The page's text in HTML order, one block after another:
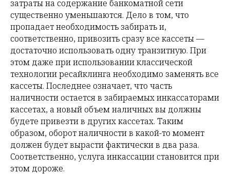
затраты на содержание банкоматной сети
существенно уменьшаются. Дело в том, что
пропадает необходимость забирать и,
соответственно, привозить сразу все кассеты —
достаточно использовать одну транзитную. При
этом даже при использовании классической
технологии ресайклинга необходимо заменять все
кассеты. Последнее означает, что часть
наличности остается в забираемых инкассаторами
кассетах, а новый объем наличных вы должны
будете привезти в других кассетах. Таким
образом, оборот наличности в какой-то момент
должен будет вырасти фактически в два раза.
Соответственно, услуга инкассации становится при
этом дороже.